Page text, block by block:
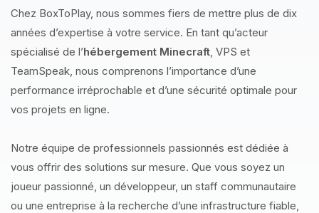
Chez BoxToPlay, nous sommes fiers de mettre plus de dix
années d’expertise à votre service. En tant qu’acteur
spécialisé de l’hébergement Minecraft, VPS et
TeamSpeak, nous comprenons l’importance d’une
performance irréprochable et d’une sécurité optimale pour
vos projets en ligne.
Notre équipe de professionnels passionnés est dédiée à
vous offrir des solutions sur mesure. Que vous soyez un
joueur passionné, un développeur, un staff communautaire
ou une entreprise à la recherche d’une infrastructure fiable,